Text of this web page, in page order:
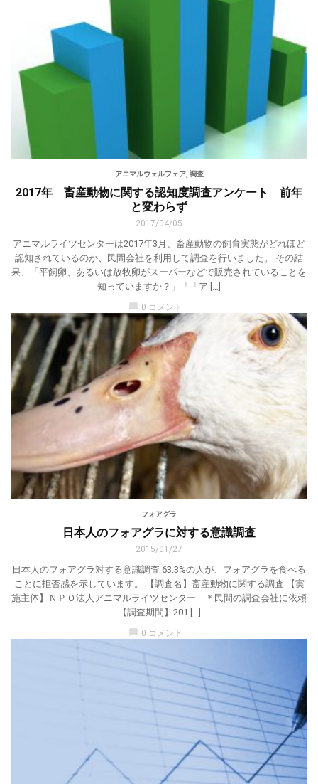
アニマルウェルフェア, 調査
2017年 畜産動物に関する認知度調査アンケート 前年
と変わらず
2017/04/05
アニマルライツセンターは2017年3月、畜産動物の飼育実態がどれほど
認知されているのか、民間会社を利用して調査を行いました。 その結
果、「平飼卵、あるいは放牧卵がスーパーなどで販売されていることを
知っていますか？」「「ア […]
0 コメント
フォアグラ
日本人のフォアグラに対する意識調査
2015/01/27
日本人のフォアグラ対する意識調査 63.3%の人が、フォアグラを食べる
ことに拒否感を示しています。 【調査名】畜産動物に関する調査 【実
施主体】ＮＰＯ法人アニマルライツセンター ＊民間の調査会社に依頼
【調査期間】201 […]
0 コメント